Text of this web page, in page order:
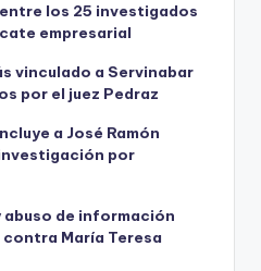
los 25 investigados
empresarial
vinculado a Servinabar
por el juez Pedraz
a José Ramón
por
de información
María Teresa